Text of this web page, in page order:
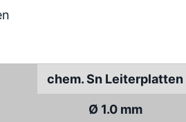
chem. Sn Leiterplatten
Ø 1.0 mm